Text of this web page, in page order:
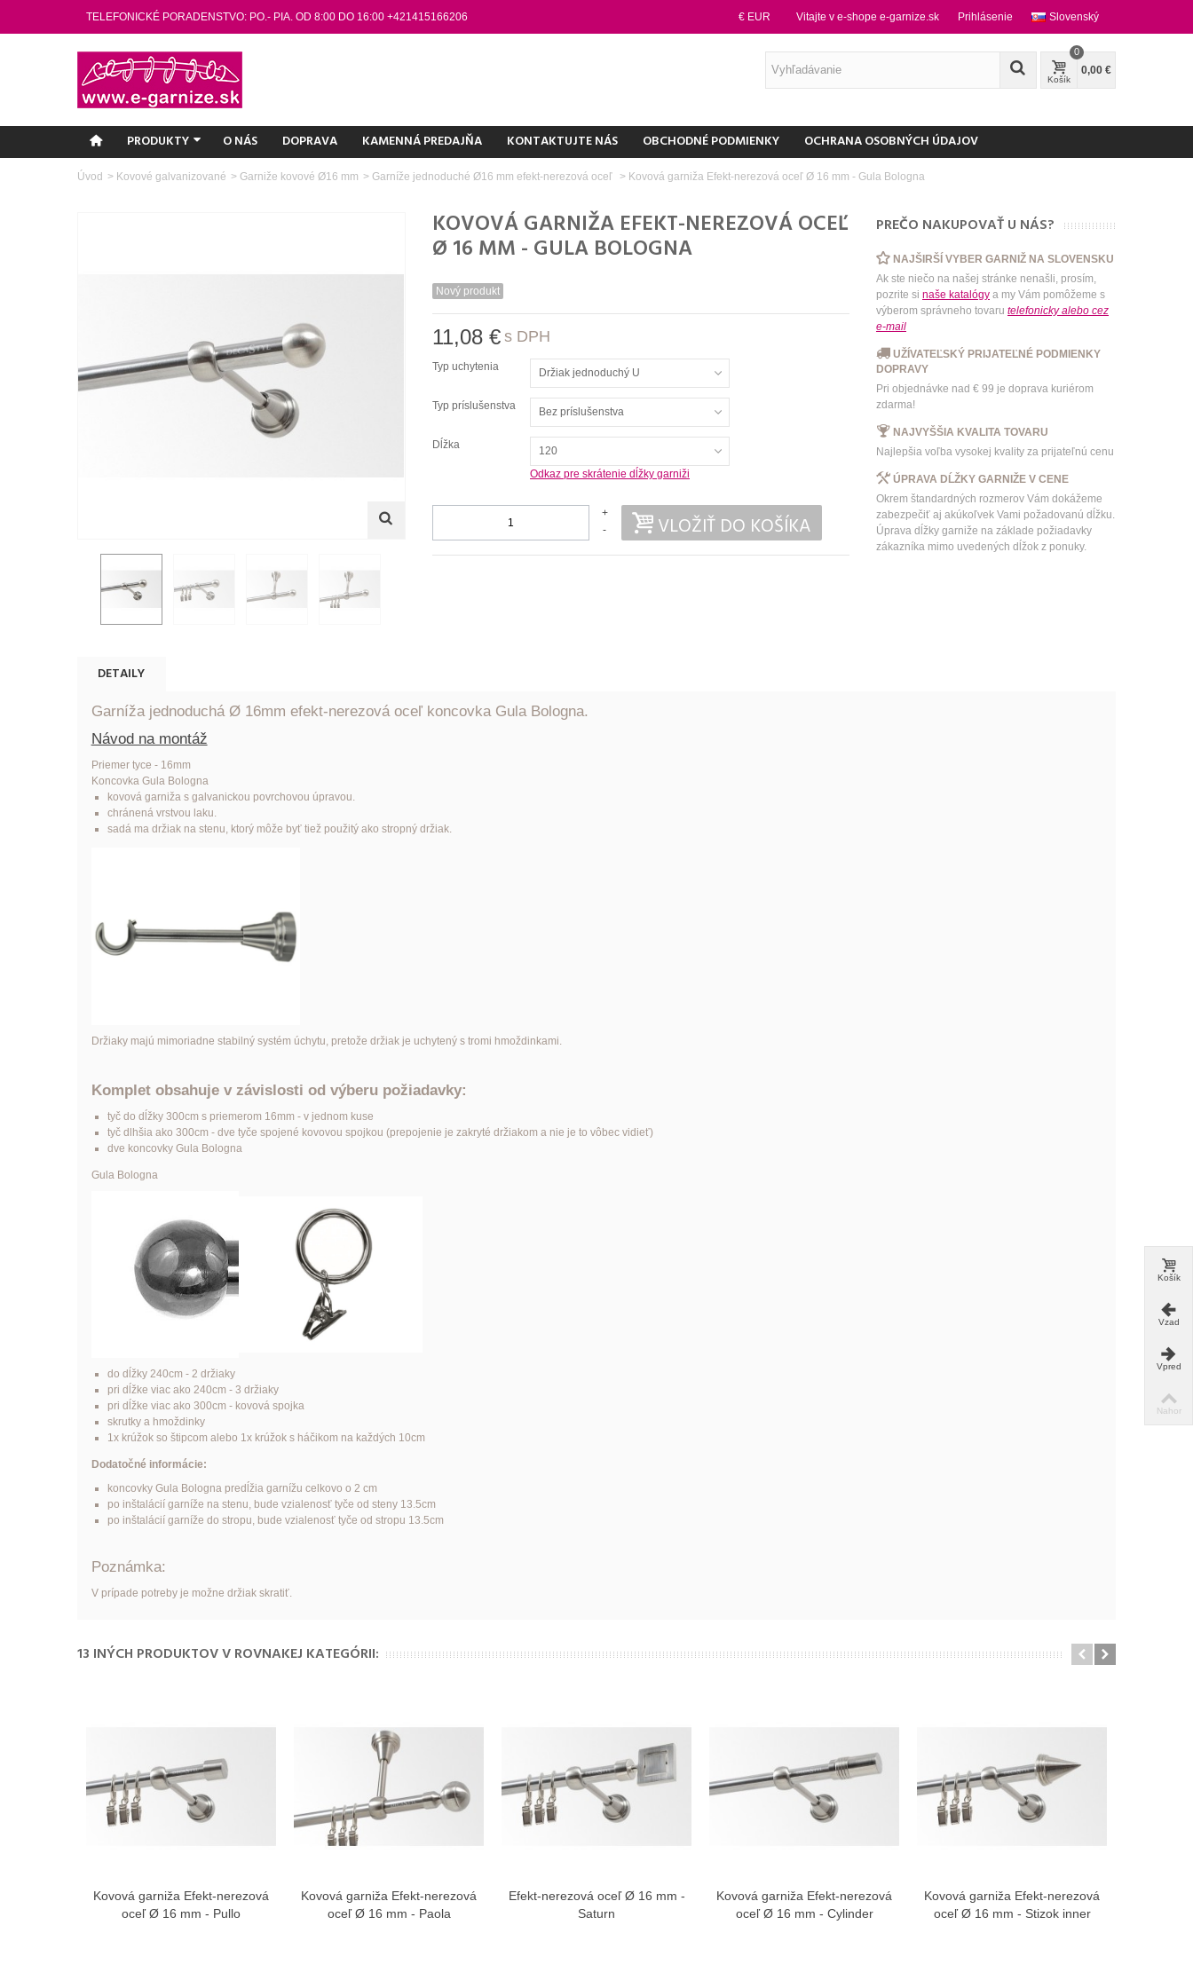
TELEFONICKÉ PORADENSTVO: PO.- PIA. OD 8:00 DO 16:00 +421415166206 Slovenský
Vitajte v e-shope e-garnize.sk Prihlásenie
€ EUR
Košík
0
0,00 €
PRODUKTY O NÁS DOPRAVA KAMENNÁ PREDAJŇA KONTAKTUJTE NÁS OBCHODNÉ PODMIENKY OCHRANA OSOBNÝCH ÚDAJOV
Úvod > Kovové galvanizované > Garniže kovové Ø16 mm > Garníže jednoduché Ø16 mm efekt-nerezová oceľ > Kovová garniža Efekt-nerezová oceľ Ø 16 mm - Gula Bologna
KOVOVÁ GARNIŽA EFEKT-NEREZOVÁ OCEĽ
Ø 16 MM - GULA BOLOGNA
Nový produkt
11,08 € s DPH
Typ uchytenia Držiak jednoduchý U
Typ príslušenstva Bez príslušenstva
Dĺžka
120
Odkaz pre skrátenie dĺžky garniži
-
+ VLOŽIŤ DO KOŠÍKA
PREČO NAKUPOVAŤ U NÁS?
NAJŠIRŠÍ VYBER GARNIŽ NA SLOVENSKU
Ak ste niečo na našej stránke nenašli, prosím,
pozrite si naše katalógya my Vám pomôžeme s
výberom správneho tovaru telefonicky alebo cez
e-mail
UŽÍVATEĽSKÝ PRIJATEĽNÉ PODMIENKY
DOPRAVY
Pri objednávke nad € 99 je doprava kuriérom
zdarma!
NAJVYŠŠIA KVALITA TOVARU
Najlepšia voľba vysokej kvality za prijateľnú cenu
ÚPRAVA DĹŽKY GARNIŽE V CENE
Okrem štandardných rozmerov Vám dokážeme
zabezpečiť aj akúkoľvek Vami požadovanú dĺžku.
Úprava dĺžky garniže na základe požiadavky
zákazníka mimo uvedených dĺžok z ponuky.
DETAILY
Garníža jednoduchá Ø 16mm efekt-nerezová oceľ koncovka Gula Bologna.
Návod na montáž
Priemer tyce - 16mm
Koncovka Gula Bologna
kovová garniža s galvanickou povrchovou úpravou.
chránená vrstvou laku.
sadá ma držiak na stenu, ktorý môže byť tiež použitý ako stropný držiak.
Držiaky majú mimoriadne stabilný systém úchytu, pretože držiak je uchytený s tromi hmoždinkami.
Komplet obsahuje v závislosti od výberu požiadavky:
tyč do dĺžky 300cm s priemerom 16mm - v jednom kuse
tyč dlhšia ako 300cm - dve tyče spojené kovovou spojkou (prepojenie je zakryté držiakom a nie je to vôbec vidieť)
dve koncovky Gula Bologna
Gula Bologna
do dĺžky 240cm - 2 držiaky
pri dĺžke viac ako 240cm - 3 držiaky
pri dĺžke viac ako 300cm - kovová spojka
skrutky a hmoždinky
1x krúžok so štipcom alebo 1x krúžok s háčikom na každých 10cm
Dodatočné informácie:
koncovky Gula Bologna predĺžia garnížu celkovo o 2 cm
po inštalácií garníže na stenu, bude vzialenosť tyče od steny 13.5cm
po inštalácií garníže do stropu, bude vzialenosť tyče od stropu 13.5cm
Poznámka:
V prípade potreby je možne držiak skratiť.
13 INÝCH PRODUKTOV V ROVNAKEJ KATEGÓRII:
Zobraziť viac
Kovová garniža Efekt-nerezová
oceľ Ø 16 mm - Pullo
Zobraziť viac
Kovová garniža Efekt-nerezová
oceľ Ø 16 mm - Paola
Zobraziť viac
Efekt-nerezová oceľ Ø 16 mm -
Saturn
Zobraziť viac
Kovová garniža Efekt-nerezová
oceľ Ø 16 mm - Cylinder
Zobraziť viac
Kovová garniža Efekt-nerezová
oceľ Ø 16 mm - Stizok inner
Košík
Vzad
Vpred
Nahor